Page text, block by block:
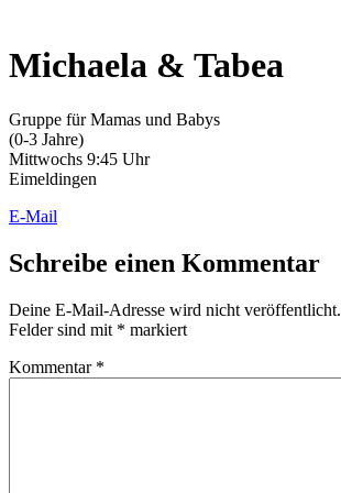
Michaela & Tabea
Gruppe für Mamas und Babys
(0-3 Jahre)
Mittwochs 9:45 Uhr
Eimeldingen
E-Mail
Schreibe einen Kommentar
Deine E-Mail-Adresse wird nicht veröffentlicht.
Felder sind mit * markiert
Kommentar *